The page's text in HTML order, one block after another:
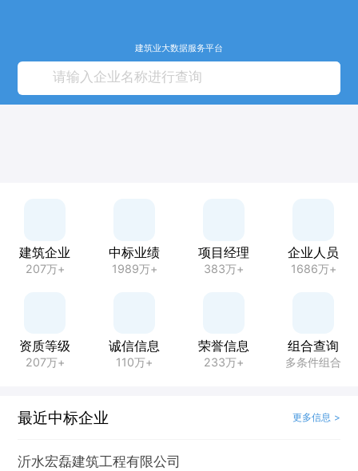
建筑业大数据服务平台
建筑企业
207万+
中标业绩
1989万+
项目经理
383万+
企业人员
1686万+
资质等级
207万+
诚信信息
110万+
荣誉信息
233万+
组合查询
多条件组合
最近中标企业 更多信息 >
沂水宏磊建筑工程有限公司